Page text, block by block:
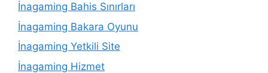
İnagaming Bahis Sınırları
İnagaming Bakara Oyunu
İnagaming Yetkili Site
İnagaming Hizmet